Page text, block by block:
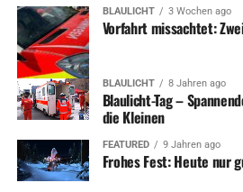
BLAULICHT 3 Wochen ago
Vorfahrt missachtet:
BLAULICHT 8 Jahren ago
Blaulicht-Tag –
die Kleinen
FEATURED 9 Jahren ago
Frohes Fest: Heute nur